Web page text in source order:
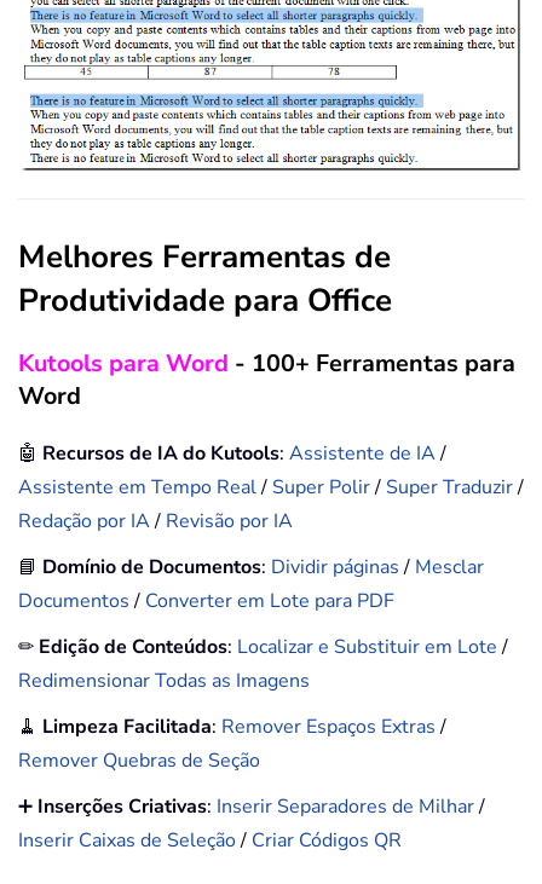
Melhores Ferramentas de
Produtividade para Office
Kutools para Word - 100+ Ferramentas para
Word
🤖 Recursos de IA do Kutools: Assistente de IA/
Assistente em Tempo Real/ Super Polir/ Super Traduzir/
Redação por IA/ Revisão por IA
📘 Domínio de Documentos: Dividir páginas/ Mesclar
Documentos/ Converter em Lote para PDF
✏ Edição de Conteúdos: Localizar e Substituir em Lote/
Redimensionar Todas as Imagens
🧹 Limpeza Facilitada: Remover Espaços Extras/
Remover Quebras de Seção
➕ Inserções Criativas: Inserir Separadores de Milhar/
Inserir Caixas de Seleção/ Criar Códigos QR